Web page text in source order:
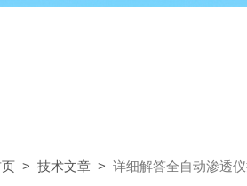
> 技术文章 > 详细解答全自动渗透仪